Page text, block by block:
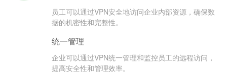
员工可以通过VPN安全地访问企业内部资源，确保数
据的机密性和完整性。
统一管理
企业可以通过VPN统一管理和监控员工的远程访问，
提高安全性和管理效率。